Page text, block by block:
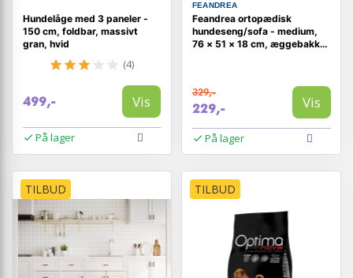
Hundelåge med 3 paneler -
150 cm, foldbar, massivt
gran, hvid
(4)
499,- Vis
På lager
FEANDREA
Feandrea ortopædisk
hundeseng/sofa - medium,
76 × 51 × 18 cm, æggebakke-
(UPGW281G01)
329,-
229,- Vis
På lager
TILBUD TILBUD